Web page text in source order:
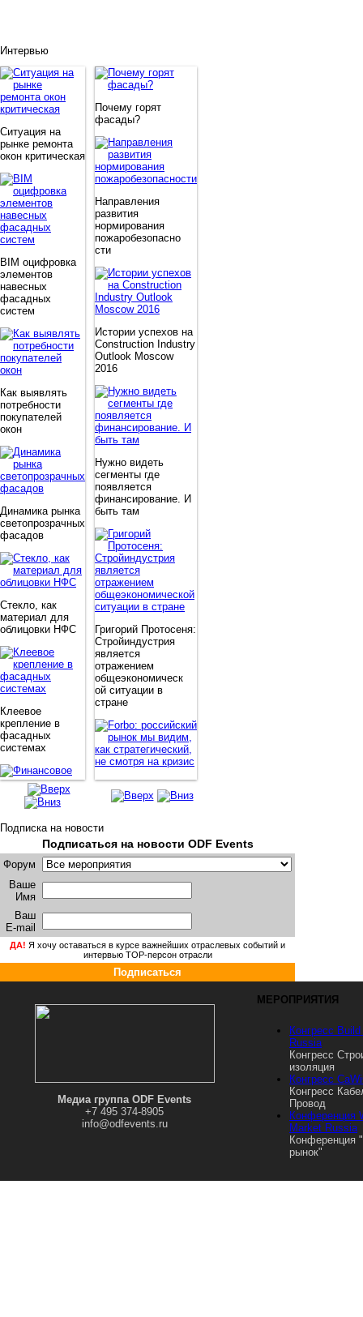
Интервью
Ситуация на
рынке ремонта
окон критическая
BIM оцифровка
элементов
навесных
фасадных
систем
Как выявлять
потребности
покупателей
окон
Динамика рынка
светопрозрачных
фасадов
Стекло, как
материал для
облицовки НФС
Клеевое
крепление в
фасадных
системах
Финансовое
стимулирование
утепления
фасадов со
стороны
государства
Фасады
загородных
Почему горят
фасады?
Направления
развития
нормирования
пожаробезопасно
сти
Истории успехов на
Construction Industry
Outlook Moscow
2016
Нужно видеть
сегменты где
появляется
финансирование. И
быть там
Григорий Протосеня:
Стройиндустрия
является
отражением
общеэкономическ
ой ситуации в
стране
Forbo: российский
рынок мы видим,
Андрей Назаров:
Программа
поддержки ипотеки
требует расширения
Подписка на новости
Подписаться на новости ODF Events
Форум
Ваше
Имя
Ваш
E-mail
ДА! Я хочу оставаться в курсе важнейших отраслевых событий и
интервью ТОР-персон отрасли
Подписаться
Медиа группа ODF Events
+7 495 374-8905
info@odfevents.ru
МЕРОПРИЯТИЯ
Конгресс
Russia
Конгресс
изоляция
Конгресс
Конгресс
Провод
Конференция
Market Russia
Конференция
рынок"